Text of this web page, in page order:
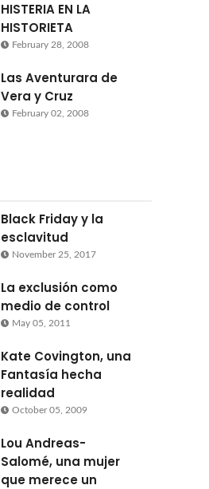
HISTERIA EN LA
HISTORIETA
February 28, 2008
Las Aventurara de
Vera y Cruz
February 02, 2008
Black Friday y la
esclavitud
November 25, 2017
La exclusión como
medio de control
May 05, 2011
Kate Covington, una
Fantasía hecha
realidad
October 05, 2009
Lou Andreas-
Salomé, una mujer
que merece un